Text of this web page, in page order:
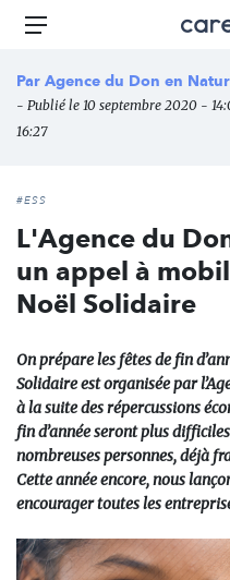
Aller
principal
média
des
Menu
Par Agence du Don en
- Publié le 10 septembre 2020 -
16:27
#ESS
L'Agence du
un appel à
Noël Solidaire
On prépare les fêtes de fin
Solidaire est organisée par
à la suite des répercussions
fin d’année seront plus
nombreuses personnes, déjà
Cette année encore, nous
encourager toutes les